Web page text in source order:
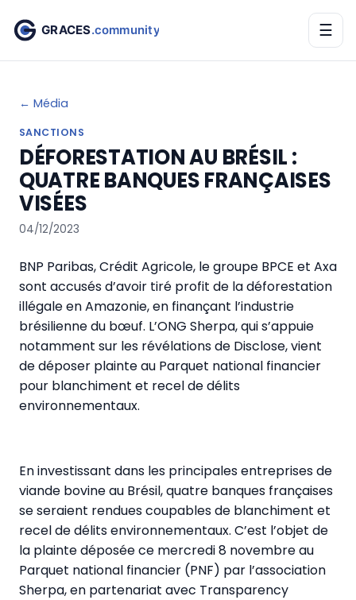
☰
← Média
SANCTIONS
DÉFORESTATION AU BRÉSIL :
QUATRE BANQUES FRANÇAISES
VISÉES
04/12/2023
BNP Paribas, Crédit Agricole, le groupe BPCE et Axa
sont accusés d’avoir tiré profit de la déforestation
illégale en Amazonie, en finançant l’industrie
brésilienne du bœuf. L’ONG Sherpa, qui s’appuie
notamment sur les révélations de Disclose, vient
de déposer plainte au Parquet national financier
pour blanchiment et recel de délits
environnementaux.
En investissant dans les principales entreprises de
viande bovine au Brésil, quatre banques françaises
se seraient rendues coupables de blanchiment et
recel de délits environnementaux. C’est l’objet de
la plainte déposée ce mercredi 8 novembre au
Parquet national financier (PNF) par l’association
Sherpa, en partenariat avec Transparency